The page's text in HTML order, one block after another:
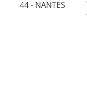
44 - NANTES